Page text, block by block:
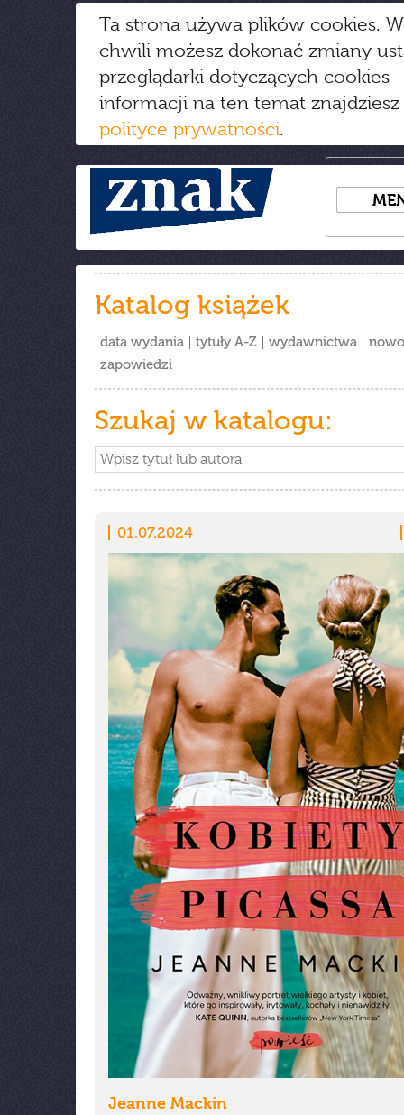
Ta strona używa plików cookies.
chwili możesz dokonać zmiany
przeglądarki dotyczących cookies
informacji na ten temat
polityce prywatności.
Katalog książek
data wydania tytuły A-Z wydawnictwa
zapowiedzi
Szukaj w katalogu:
01.07.2024
Jeanne Mackin